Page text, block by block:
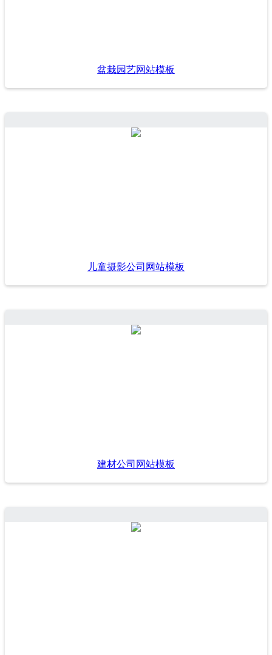
盆栽园艺网站模板
儿童摄影公司网站模板
建材公司网站模板